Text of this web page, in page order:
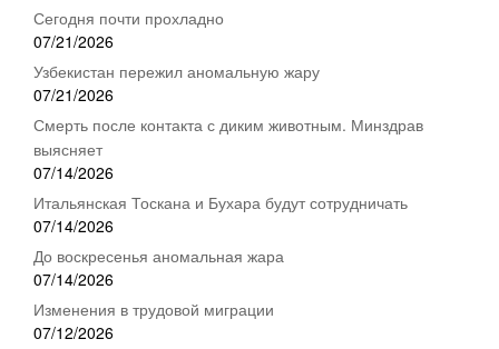
Сегодня почти прохладно
07/21/2026
Узбекистан пережил аномальную жару
07/21/2026
Смерть после контакта с диким животным. Минздрав
выясняет
07/14/2026
Итальянская Тоскана и Бухара будут сотрудничать
07/14/2026
До воскресенья аномальная жара
07/14/2026
Изменения в трудовой миграции
07/12/2026